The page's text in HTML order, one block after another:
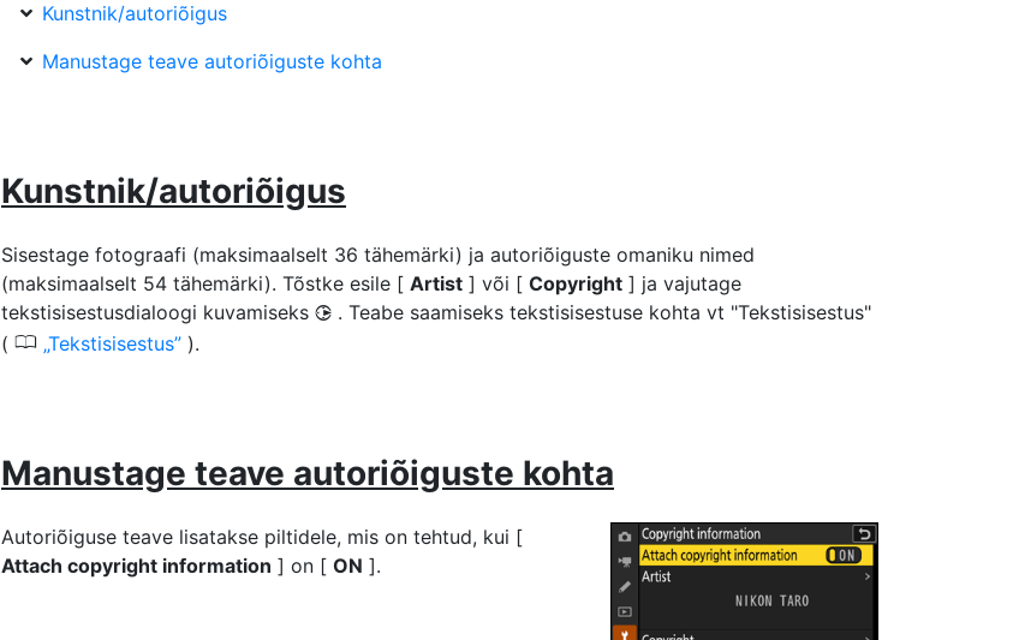
Kunstnik/autoriõigus
Manustage teave autoriõiguste kohta
Kunstnik/autoriõigus
Sisestage fotograafi (maksimaalselt 36 tähemärki) ja autoriõiguste omaniku nimed
(maksimaalselt 54 tähemärki). Tõstke esile [ Artist ] või [ Copyright ] ja vajutage
tekstisisestusdialoogi kuvamiseks 2 . Teabe saamiseks tekstisisestuse kohta vt "Tekstisisestus"
( 0 Tekstisisestus ).
Manustage teave autoriõiguste kohta
Autoriõiguse teave lisatakse piltidele, mis on tehtud, kui [
Attach copyright information ] on [ ON ].